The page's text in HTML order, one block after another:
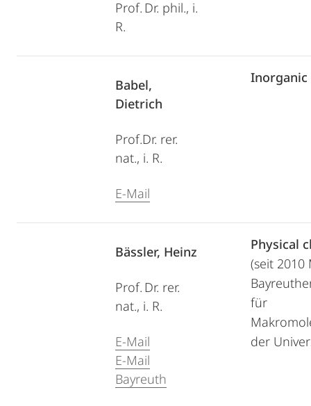
Prof. Dr. phil., i.
R.
Babel,
Dietrich
Prof.Dr. rer.
nat., i. R.
E-Mail
Bässler, Heinz
Prof. Dr. rer.
nat., i. R.
E-Mail
E-Mail
Bayreuth
Physical
(seit 2010
für
der